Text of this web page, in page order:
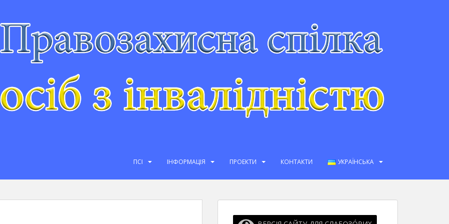
ПСІ ІНФОРМАЦІЯ ПРОЕКТИ КОНТАКТИ УКРАЇНСЬКА